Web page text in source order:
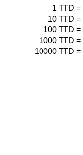
1 TTD =
10 TTD =
100 TTD =
1000 TTD =
10000 TTD =